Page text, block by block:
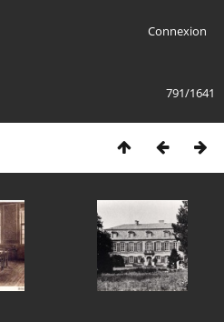
Connexion
791/1641